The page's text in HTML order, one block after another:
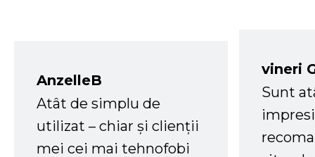
AnzelleB
Atât de simplu de
utilizat – chiar și clienții
mei cei mai tehnofobi
vineri
Sunt